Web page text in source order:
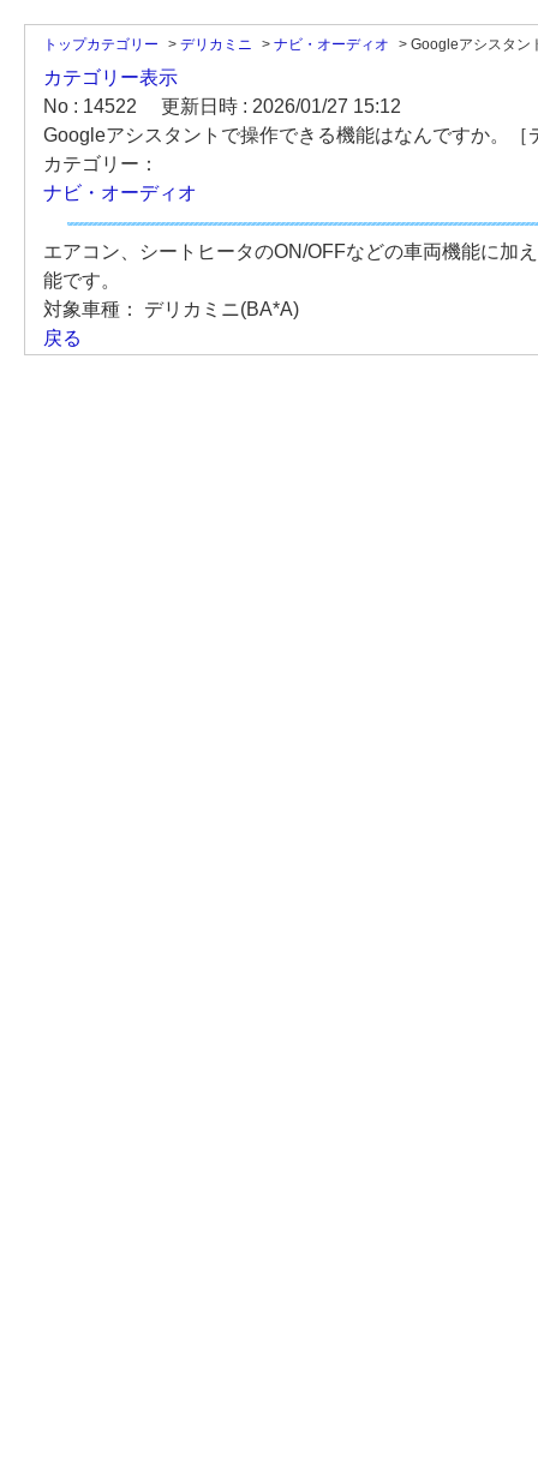
トップカテゴリー > デリカミニ > ナビ・オーディオ > Googleアシスタン
カテゴリー表示
No : 14522
更新日時 : 2026/01/27 15:12
Googleアシスタントで操作できる機能はなんですか。［
カテゴリー：
ナビ・オーディオ
エアコン、シートヒータのON/OFFなどの車両機能に加
能です。
対象車種：
デリカミニ(BA*A)
戻る